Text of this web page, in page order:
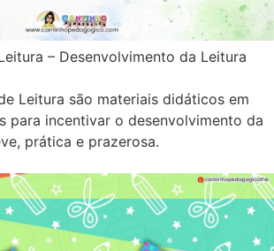
– Desenvolvimento da Leitura
Leitura são materiais didáticos em
para incentivar o desenvolvimento da
prática e prazerosa.